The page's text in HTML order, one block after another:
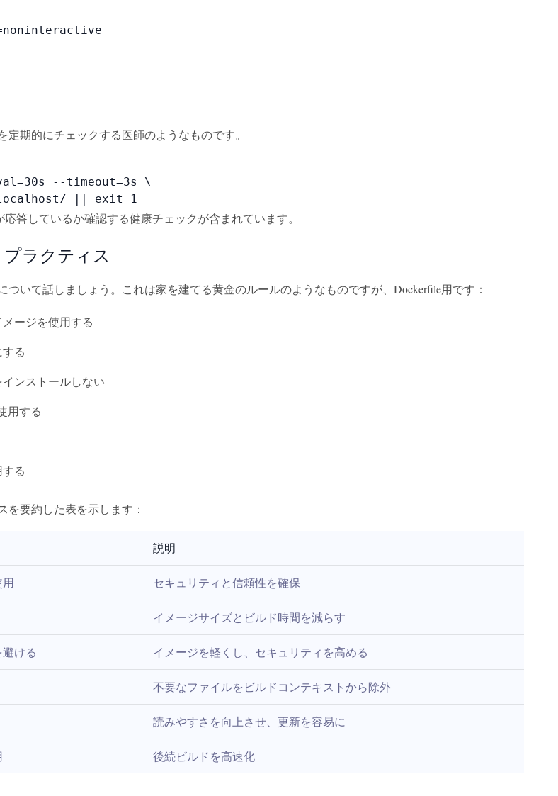
期的にチェックする医師のようなものです。
--timeout=3s \
|| exit 1
答しているか確認する健康チェックが含まれています。
ラクティス
ついて話しましょう。これは家を建てる黄金のルールのようなものですが、Dockerfile用です：
ージを使用する
る
ンストールしない
用する
る
を要約した表を示します：
説明
セキュリティと信頼性を確保
イメージサイズとビルド時間を減らす
ける イメージを軽くし、セキュリティを高める
不要なファイルをビルドコンテキストから除外
読みやすさを向上させ、更新を容易に
後続ビルドを高速化